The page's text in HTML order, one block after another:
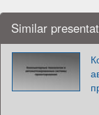
Similar